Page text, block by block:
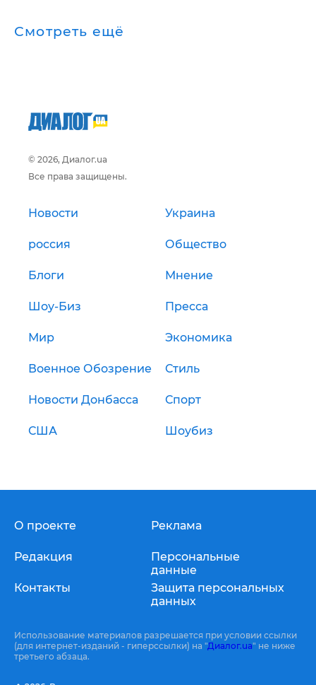
Смотреть ещё
© 2026, Диалог.ua
Все права защищены.
Новости Украина
россия Общество
Блоги Мнение
Шоу-Биз Пресса
Мир Экономика
Военное Обозрение Стиль
Новости Донбасса Спорт
США Шоубиз
О проекте
Редакция
Контакты
Реклама
Персональные
данные
Защита персональных
данных
Использование материалов разрешается при условии ссылки
(для интернет-изданий - гиперссылки) на "Диалог.ua" не ниже
третьего абзаца.